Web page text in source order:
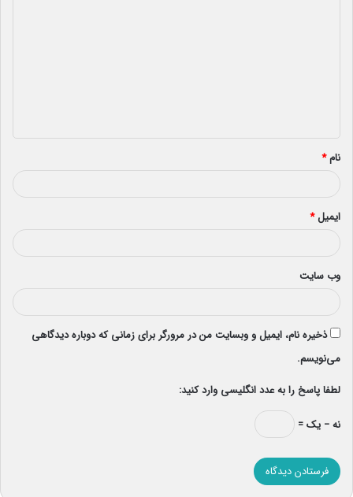
*
نام*
ایمیل*
وب‌ سایت
ذخیره نام، ایمیل و وبسایت من در مرورگر برای زمانی که دوباره دیدگاهی
می‌نویسم.
لطفا پاسخ را به عدد انگلیسی وارد کنید:
نه − یک =